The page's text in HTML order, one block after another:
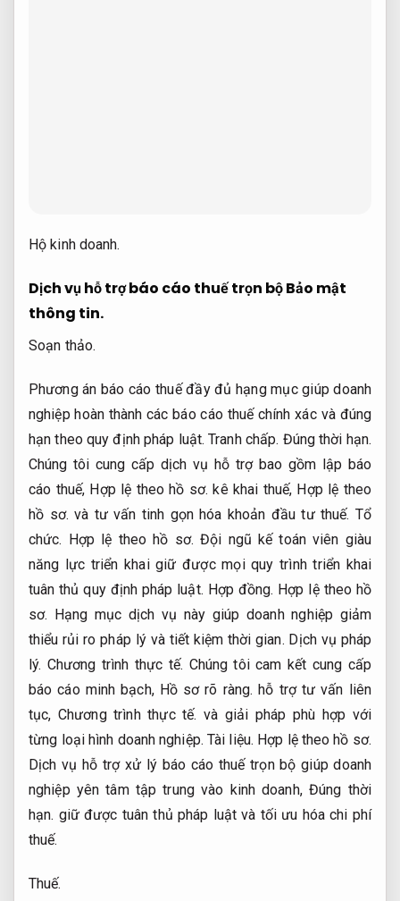
Hộ kinh doanh.
Dịch vụ hỗ trợ báo cáo thuế trọn bộBảo mật
thông tin.
Soạn thảo.
Phương án báo cáo thuế đầy đủ hạng mục giúp doanh
nghiệp hoàn thành các báo cáo thuế chính xác và đúng
hạn theo quy định pháp luật.Tranh chấp. Đúng thời hạn.
Chúng tôi cung cấp dịch vụ hỗ trợ bao gồm lập báo
cáo thuế, Hợp lệ theo hồ sơ. kê khai thuế, Hợp lệ theo
hồ sơ. và tư vấn tinh gọn hóa khoản đầu tư thuế. Tổ
chức. Hợp lệ theo hồ sơ. Đội ngũ kế toán viên giàu
năng lực triển khai giữ được mọi quy trình triển khai
tuân thủ quy định pháp luật. Hợp đồng. Hợp lệ theo hồ
sơ. Hạng mục dịch vụ này giúp doanh nghiệp giảm
thiểu rủi ro pháp lý và tiết kiệm thời gian. Dịch vụ pháp
lý. Chương trình thực tế. Chúng tôi cam kết cung cấp
báo cáo minh bạch, Hồ sơ rõ ràng. hỗ trợ tư vấn liên
tục, Chương trình thực tế. và giải pháp phù hợp với
từng loại hình doanh nghiệp.Tài liệu. Hợp lệ theo hồ sơ.
Dịch vụ hỗ trợ xử lý báo cáo thuế trọn bộ giúp doanh
nghiệp yên tâm tập trung vào kinh doanh, Đúng thời
hạn. giữ được tuân thủ pháp luật và tối ưu hóa chi phí
thuế.
Thuế.